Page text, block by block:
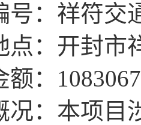
号：祥符交
点：开封市
：
况：本项目